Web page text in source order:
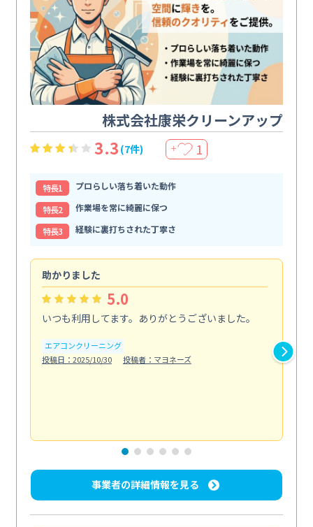
株式会社康栄クリーンアップ
3.3 (7件) ＋ 1
特⻑1
プロらしい落ち着いた動作
特⻑2
作業場を常に綺麗に保つ
特⻑3
経験に裏打ちされた丁寧さ
助かりました
5.0
いつも利用してます。ありがとうございました。
エアコンクリーニング
投稿日：2025/10/30
投稿者：マヨネーズ
事業者の詳細情報を見る